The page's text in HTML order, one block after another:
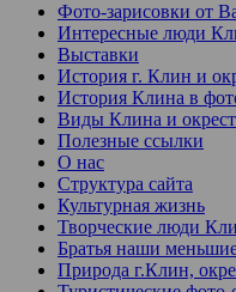
Фото-зарисовки от
Интересные люди
Выставки
История г. Клин и
История Клина в
Виды Клина и
Полезные ссылки
О нас
Структура сайта
Культурная жизнь
Творческие люди
Братья наши
Природа г.Клин,